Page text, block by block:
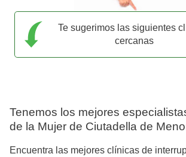
Te sugerimos las siguientes
cercanas
Tenemos los mejores
de la Mujer de Ciutadella de
Encuentra las mejores clínicas de